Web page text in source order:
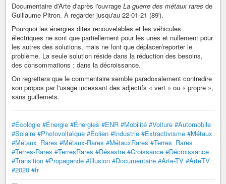
Documentaire d'Arte d'après l'ouvrage La guerre des métaux rares de
Guillaume Pitron. À regarder jusqu'au 22-01-21 (89').
Pourquoi les énergies dites renouvelables et les véhicules
électriques ne sont que partiellement pour les unes et nullement pour
les autres des solutions, mais ne font que déplacer/reporter le
problème. La seule solution réside dans la réduction des besoins,
des consommations : dans la décroissance.
On regrettera que le commentaire semble paradoxalement contredire
son propos par l'usage incessant des adjectifs « vert » ou « propre »,
sans guillemets.
#Écologie #Énergie #Énergies #ENR #Mobilité #Voiture #Automobile
#Solaire #Photovoltaïque #Éolien #Industrie #Extractivisme #Métaux
#Métaux_Rares #Métaux-Rares #MétauxRares #Terres_Rares
#Terres-Rares #TerresRares #Désastre #Croissance #Décroissance
#Transition #Propagande #Illusion #Documentaire #Arte-TV #ArteTV
#2020 #fr